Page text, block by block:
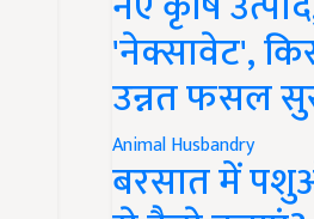
'नेक्सावेट',
उन्नत फसल
Animal Husbandry
बरसात में